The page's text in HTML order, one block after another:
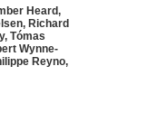
Heard,
Richard
Tómas
Wynne-
Reyno,